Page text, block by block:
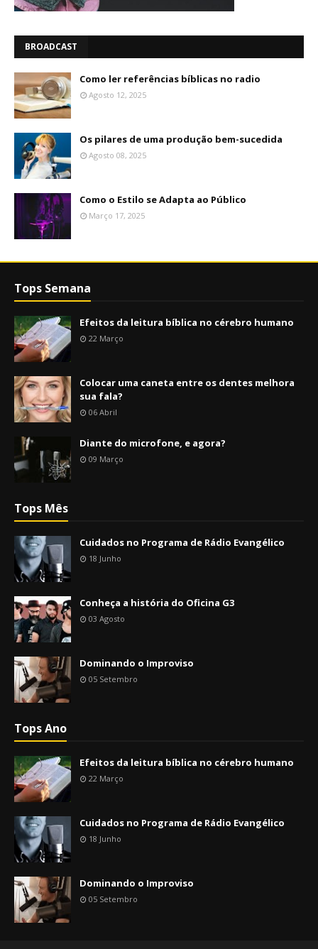
BROADCAST
Como ler referências bíblicas no radio
Agosto 12, 2025
Os pilares de uma produção bem-sucedida
Agosto 08, 2025
Como o Estilo se Adapta ao Público
Março 17, 2025
Tops Semana
Efeitos da leitura bíblica no cérebro humano
22 Março
Colocar uma caneta entre os dentes melhora
sua fala?
06 Abril
Diante do microfone, e agora?
09 Março
Tops Mês
Cuidados no Programa de Rádio Evangélico
18 Junho
Conheça a história do Oficina G3
03 Agosto
Dominando o Improviso
05 Setembro
Tops Ano
Efeitos da leitura bíblica no cérebro humano
22 Março
Cuidados no Programa de Rádio Evangélico
18 Junho
Dominando o Improviso
05 Setembro